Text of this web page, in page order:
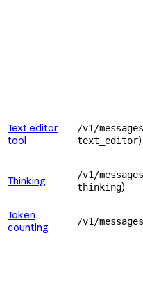
Text editor
tool
/v1/messages
text_editor)
Thinking /v1/messages
thinking)
Token
counting
/v1/